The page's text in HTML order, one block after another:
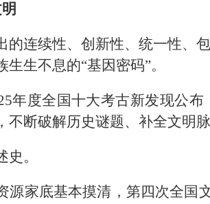
的连续性、创新性、统一性、
生不息的“基因密码”。
年度全国十大考古新发现公
不断破解历史谜题、补全文明
。
源家底基本摸清，第四次全国